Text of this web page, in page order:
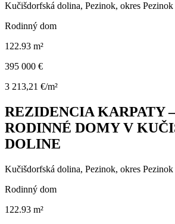
Kučišdorfská dolina, Pezinok, okres Pezinok
Rodinný dom
122.93 m²
395 000 €
3 213,21 €/m²
REZIDENCIA KARPATY
RODINNÉ DOMY V
DOLINE
Kučišdorfská dolina, Pezinok, okres Pezinok
Rodinný dom
122.93 m²